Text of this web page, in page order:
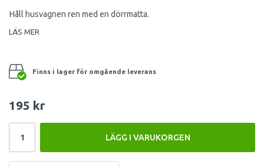
Håll husvagnen ren med en dörrmatta.
LÄS MER
Finns i lager för omgående leverans
195 kr
LÄGG I VARUKORGEN